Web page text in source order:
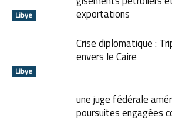
Libye
exportations
Libye
Crise diplomatique :
envers le Caire
une juge fédérale
poursuites engagées